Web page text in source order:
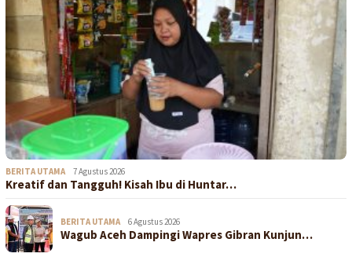
BERITA UTAMA 7 Agustus 2026
Kreatif dan Tangguh! Kisah Ibu di Huntar…
BERITA UTAMA 6 Agustus 2026
Wagub Aceh Dampingi Wapres Gibran Kunjun…